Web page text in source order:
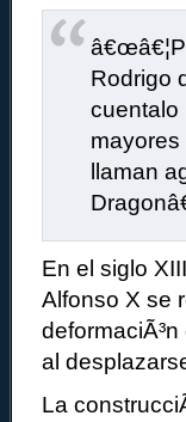
Rodrigo
cuentalo
llaman
En el siglo
Alfonso X se
al
La